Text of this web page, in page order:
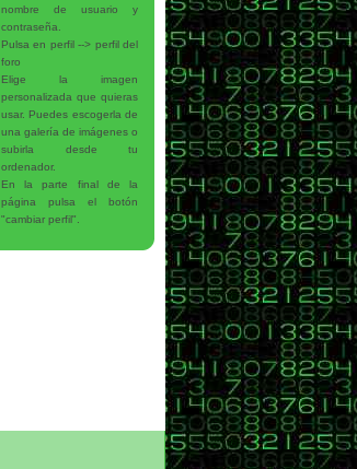
nombre de usuario y
contraseña.
Pulsa en perfil --> perfil del
foro
Elige la imagen
personalizada que quieras
usar. Puedes escogerla de
una galería de imágenes o
subirla desde tu
ordenador.
En la parte final de la
página pulsa el botón
"cambiar perfil".